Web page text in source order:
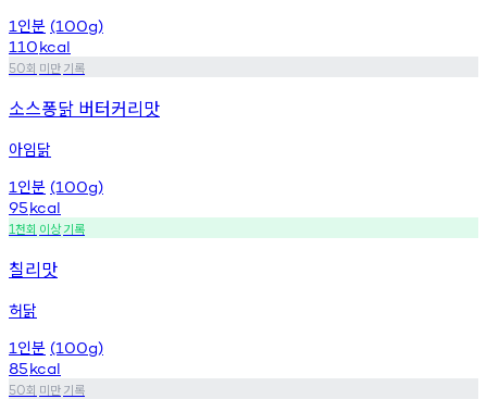
1 인분 (100g)
110kcal
50회 미만기록
소스퐁닭 버터커리맛
아임닭
1 인분 (100g)
95kcal
1천회 이상기록
칠리맛
허닭
1 인분 (100g)
85kcal
50회 미만기록